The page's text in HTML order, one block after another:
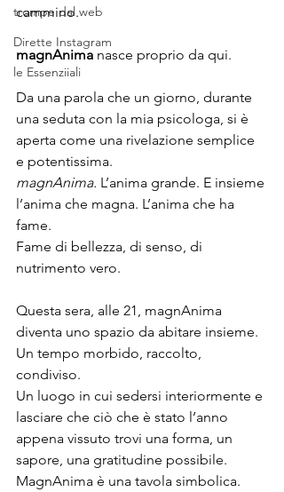
trompe dal web
Dirette Instagram
le Essenziiali
cammino.
magnAnima nasce proprio da qui.
Da una parola che un giorno, durante
una seduta con la mia psicologa, si è
aperta come una rivelazione semplice
e potentissima.
magnAnima. L’anima grande. E insieme
l’anima che magna. L’anima che ha
fame.
Fame di bellezza, di senso, di
nutrimento vero.
Questa sera, alle 21, magnAnima
diventa uno spazio da abitare insieme.
Un tempo morbido, raccolto,
condiviso.
Un luogo in cui sedersi interiormente e
lasciare che ciò che è stato l’anno
appena vissuto trovi una forma, un
sapore, una gratitudine possibile.
MagnAnima è una tavola simbolica.